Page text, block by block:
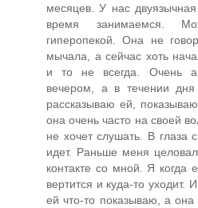
месяцев. У нас
время занимаемся.
гиперопекой. Она не
мычала, а сейчас хоть
и то не всегда. Очень
вечером, а в течении
рассказываю ей,
она очень часто на своей
не хочет слушать. В глаза
идет. Раньше меня
контакте со мной. Я
вертится и куда-то
ей что-то показываю, а она